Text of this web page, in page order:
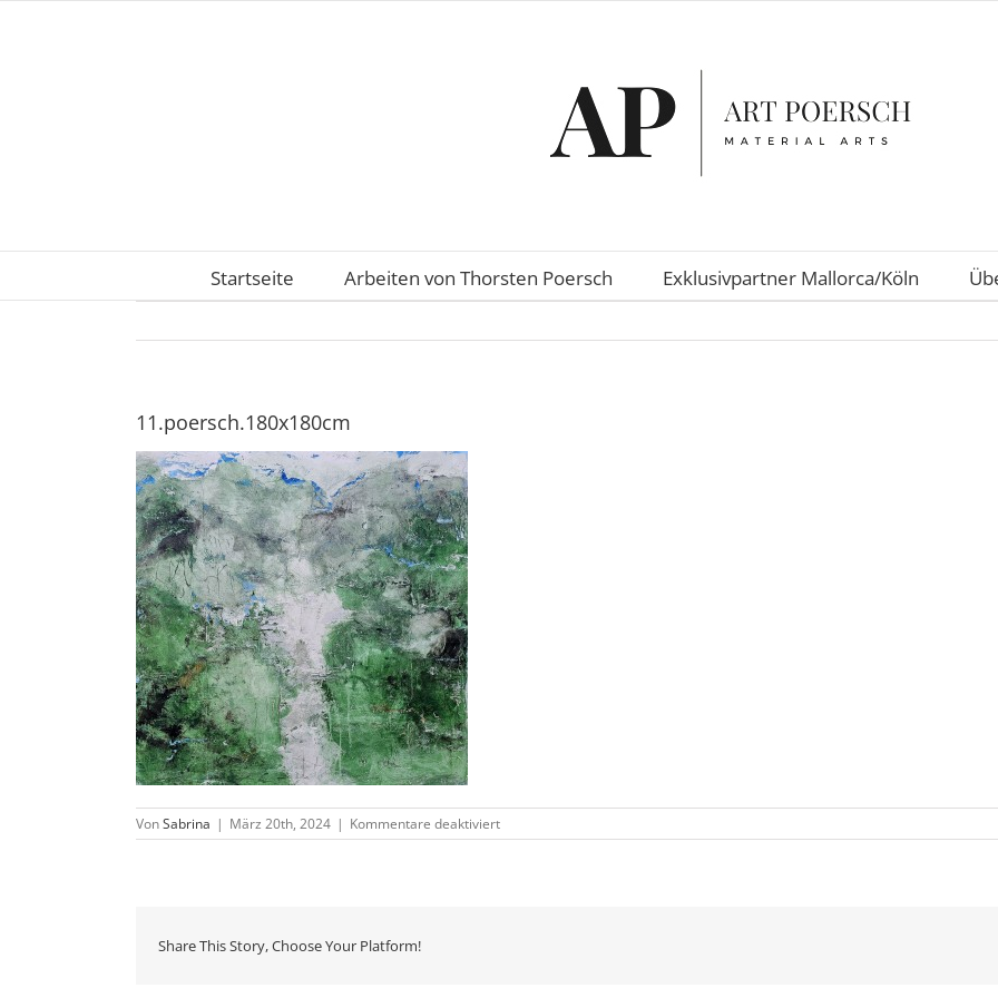
Startseite Arbeiten von Thorsten Poersch Exklusivpartner Mallorca/Köln
11.poersch.180x180cm
VonSabrina | März 20th, 2024 | Kommentare deaktiviertfür
11.poersch.180x180cm
Share This Story, Choose Your Platform!